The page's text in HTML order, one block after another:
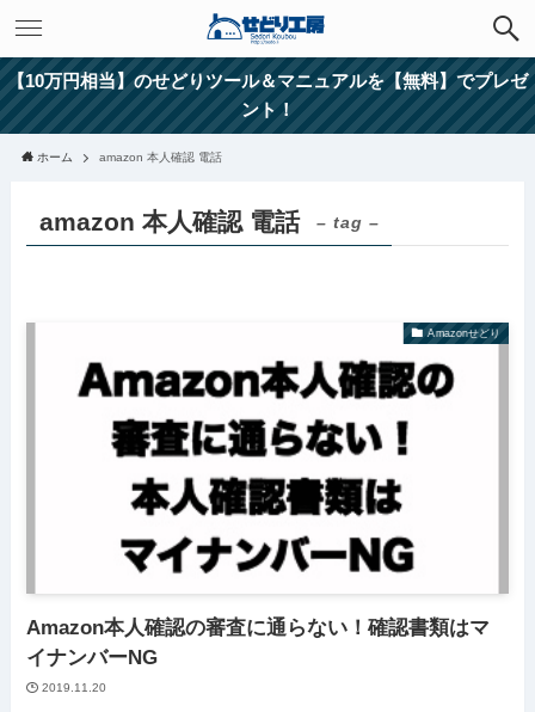
【10万円相当】のせどりツール＆マニュアルを【無料】でプレゼ
ント！
ホーム amazon 本人確認 電話
amazon 本人確認 電話 – tag –
Amazonせどり
Amazon本人確認の審査に通らない！確認書類はマ
イナンバーNG
2019.11.20